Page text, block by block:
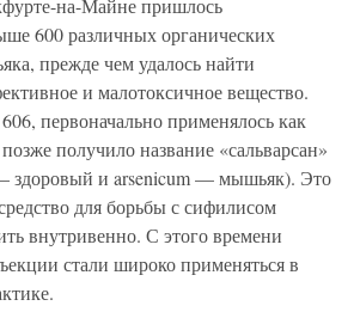
на-Майне пришлось
600 различных органических
прежде чем удалось найти
и малотоксичное вещество.
первоначально применялось как
получило название «сальварсан»
здоровый и arsenicum — мышьяк). Это
для борьбы с сифилисом
внутривенно. С этого времени
стали широко применяться в